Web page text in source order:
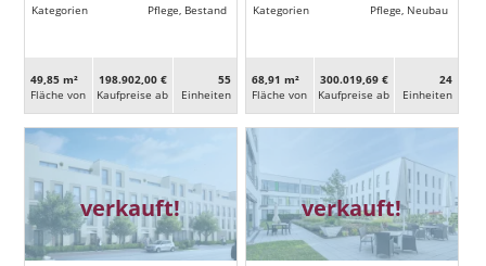
Kategorien
Pflege, Bestand
49,85 m²
Fläche von
198.902,00 €
Kaufpreise ab
55
Ein­heiten
Kategorien
Pflege, Neubau
68,91 m²
Fläche von
300.019,69 €
Kaufpreise ab
24
Ein­heiten
verkauft! verkauft!